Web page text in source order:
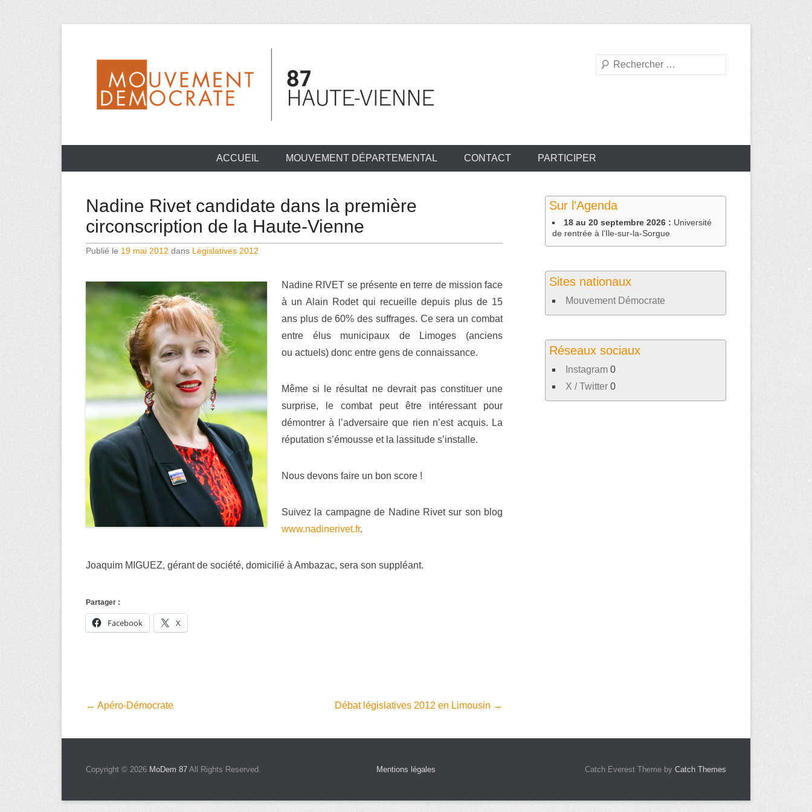
MoDem 87
Recherche
ACCUEIL MOUVEMENT DÉPARTEMENTAL CONTACT PARTICIPER
Nadine Rivet candidate dans la première
circonscription de la Haute-Vienne
Publié le 19 mai 2012 dans Législatives 2012
Nadine RIVET se présente en terre de mission face
à un Alain Rodet qui recueille depuis plus de 15
ans plus de 60% des suffrages. Ce sera un combat
entre élus municipaux de Limoges (anciens
ou actuels) donc entre gens de connaissance.
Même si le résultat ne devrait pas constituer une
surprise, le combat peut être intéressant pour
démontrer à l’adversaire que rien n’est acquis. La
réputation s’émousse et la lassitude s’installe.
Nous devons faire un bon score !
Suivez la campagne de Nadine Rivet sur son blog
www.nadinerivet.fr.
Joaquim MIGUEZ, gérant de société, domicilié à Ambazac, sera son suppléant.
Partager :
Facebook X
Navigation
les
← Apéro-Démocrate Débat législatives 2012 en Limousin →
Sur l’Agenda
18 au 20 septembre 2026 : Université
de rentrée à l’Ile-sur-la-Sorgue
Sites nationaux
Mouvement Démocrate
Réseaux sociaux
Instagram 0
X / Twitter 0
Mentions légales
Copyright © 2026 MoDem 87 All Rights Reserved. Catch Everest Theme by Catch Themes